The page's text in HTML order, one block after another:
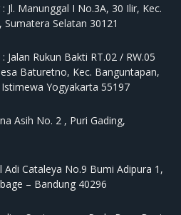
Jl. Manunggal I No.3A, 30 Ilir, Kec.
Selatan 30121
Jalan Rukun Bakti RT.02 / RW.05
Baturetno, Kec. Banguntapan,
Yogyakarta 55197
Asih No. 2 , Puri Gading,
Adi Cataleya No.9 Bumi Adipura 1,
– Bandung 40296